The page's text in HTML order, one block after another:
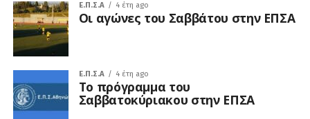
Ε.Π.Σ.Α 4 έτη ago
Οι αγώνες του Σαββάτου στην ΕΠΣΑ
Ε.Π.Σ.Α 4 έτη ago
Το πρόγραμμα του
Σαββατοκύριακου στην ΕΠΣΑ